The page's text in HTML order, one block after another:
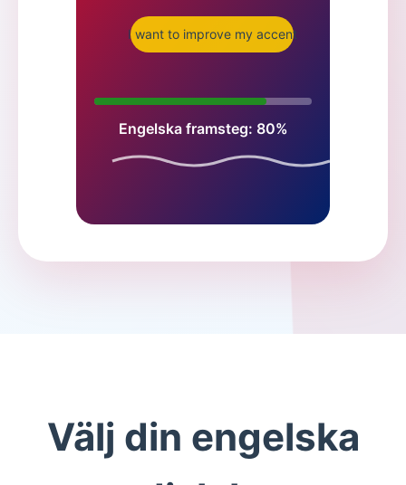
I want to improve my accent
Engelska framsteg: 80%
Välj din engelska